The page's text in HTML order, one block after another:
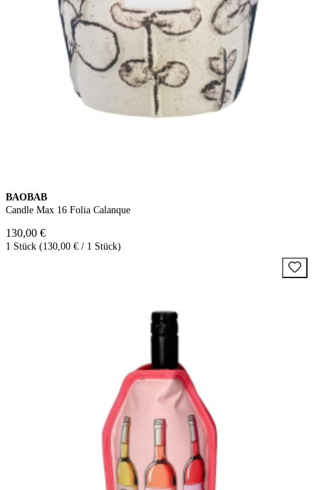
BAOBAB
Candle Max 16 Folia Calanque
130,00 €
1 Stück (130,00 € / 1 Stück)